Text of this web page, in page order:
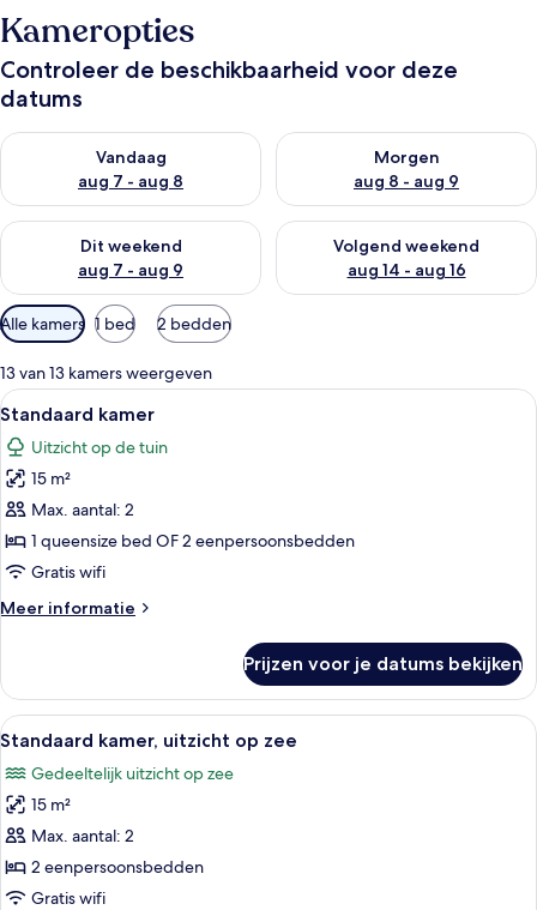
Kameropties
Controleer de beschikbaarheid voor deze
datums
Vandaag
aug 7 - aug 8
De beschikbaarheid controleren voor vanavond aug 7 - aug 8
Morgen
aug 8 - aug 9
De beschikbaarheid
Dit weekend
aug 7 - aug 9
De beschikbaarheid controleren voor dit weekend aug 7 -
Volgend weekend
aug 14 - aug 16
De beschikbaarheid
Beschikbare
filters
voor
kamers
Alle kamers 1 bed 2 bedden
13 van 13 kamers weergeven
Alle
foto's
voor
Standaard
kamer
laden
Hotelkamer met een groot bed,
9
Standaard kamer
Uitzicht op de tuin
15 m²
Max. aantal: 2
1 queensize bed OF 2 eenpersoonsbedden
Gratis wifi
Meer informatie
Meer
kamer
Prijzen voor je datums bekijken
Alle
foto's
voor
Standaard
kamer,
uitzicht
op
Hotelkamer met een groot bed,
8
Standaard kamer, uitzicht op zee
Gedeeltelijk uitzicht op zee
15 m²
Max. aantal: 2
2 eenpersoonsbedden
Gratis wifi